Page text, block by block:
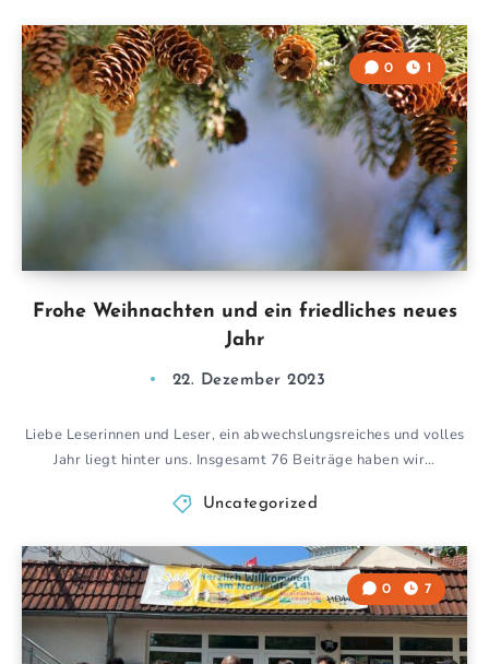
Frohe Weihnachten und ein friedliches neues
Jahr
0 1
22. Dezember 2023
Liebe Leserinnen und Leser, ein abwechslungsreiches und volles
Jahr liegt hinter uns. Insgesamt 76 Beiträge haben wir…
Uncategorized
0 7